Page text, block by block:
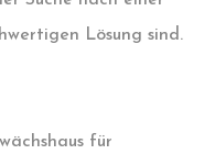
Lösung sind.
für